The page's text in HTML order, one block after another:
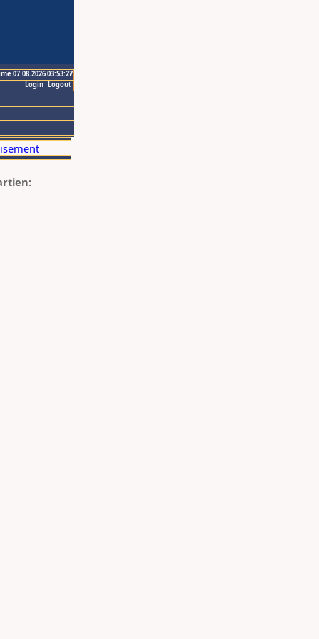
07.08.2026 03:53:27
Logout
Login